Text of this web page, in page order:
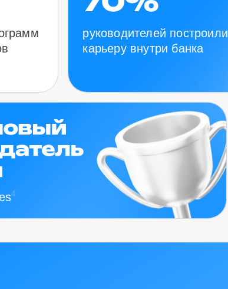
руководителей построили
карьеру внутри банка
4